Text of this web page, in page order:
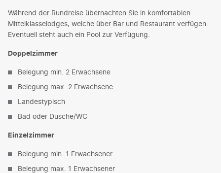
Während der Rundreise übernachten Sie in komfortablen
Mittelklasselodges, welche über Bar und Restaurant verfügen.
Eventuell steht auch ein Pool zur Verfügung.
Doppelzimmer
Belegung min. 2 Erwachsene
Belegung max. 2 Erwachsene
Landestypisch
Bad oder Dusche/WC
Einzelzimmer
Belegung min. 1 Erwachsener
Belegung max. 1 Erwachsener